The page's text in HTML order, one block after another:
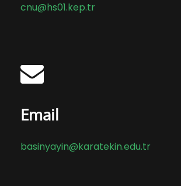
cnu@hs01.kep.tr
Email
basinyayin@karatekin.edu.tr